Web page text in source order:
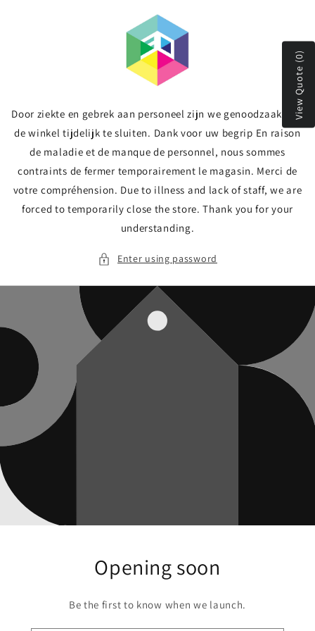
Door ziekte en gebrek aan personeel zijn we genoodzaakt om
de winkel tijdelijk te sluiten. Dank voor uw begrip En raison
de maladie et de manque de personnel, nous sommes
contraints de fermer temporairement le magasin. Merci de
votre compréhension. Due to illness and lack of staff, we are
forced to temporarily close the store. Thank you for your
understanding.
Enter using password
Opening soon
Be the first to know when we launch.
View Quote (0)